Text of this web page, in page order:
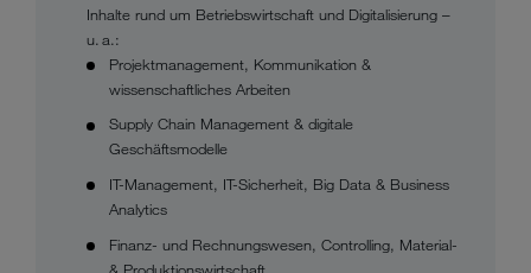
Inhalte rund um Betriebswirtschaft und Digitalisierung –
u. a.:
Projektmanagement, Kommunikation &
wissenschaftliches Arbeiten
Supply Chain Management & digitale
Geschäftsmodelle
IT-Management, IT-Sicherheit, Big Data & Business
Analytics
Finanz- und Rechnungswesen, Controlling, Material-
& Produktionswirtschaft